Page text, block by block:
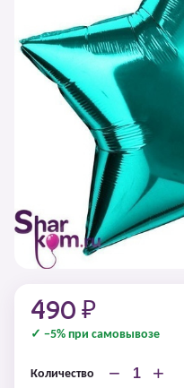
490 ₽
✓ −5% при самовывозе
Количество − +